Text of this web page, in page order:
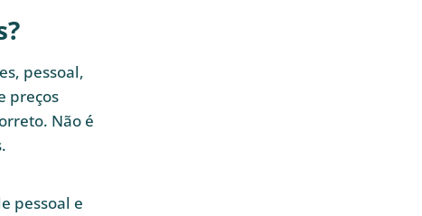
pessoal,
preços
Não é
pessoal e